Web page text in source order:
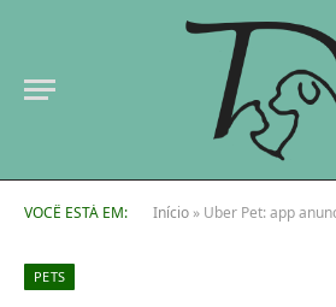
VOCÊ ESTÁ EM: Início » Uber Pet: app anuncia nova
PETS